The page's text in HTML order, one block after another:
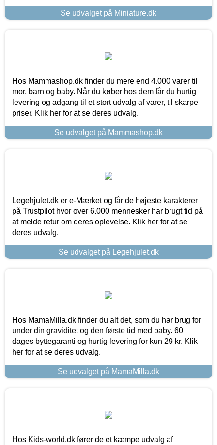
Se udvalget på Miniature.dk
Hos Mammashop.dk finder du mere end 4.000 varer til
mor, barn og baby. Når du køber hos dem får du hurtig
levering og adgang til et stort udvalg af varer, til skarpe
priser. Klik her for at se deres udvalg.
Se udvalget på Mammashop.dk
Legehjulet.dk er e-Mærket og får de højeste karakterer
på Trustpilot hvor over 6.000 mennesker har brugt tid på
at melde retur om deres oplevelse. Klik her for at se
deres udvalg.
Se udvalget på Legehjulet.dk
Hos MamaMilla.dk finder du alt det, som du har brug for
under din graviditet og den første tid med baby. 60
dages byttegaranti og hurtig levering for kun 29 kr. Klik
her for at se deres udvalg.
Se udvalget på MamaMilla.dk
Hos Kids-world.dk fører de et kæmpe udvalg af